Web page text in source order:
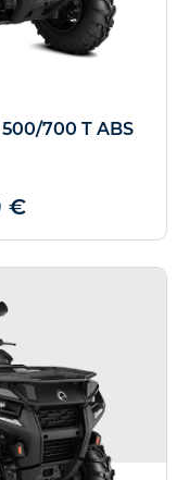
700 T ABS
€